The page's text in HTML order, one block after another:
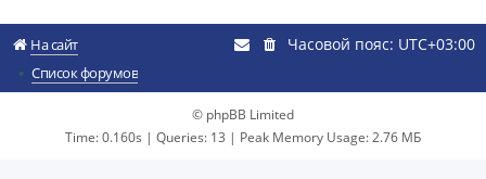
На сайт
Список форумов
Часовой пояс: UTC+03:00
© phpBB Limited
Time: 0.160s | Queries: 13 | Peak Memory Usage: 2.76 МБ